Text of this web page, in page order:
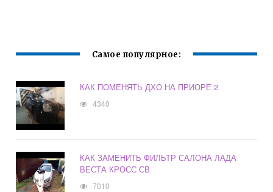
Самое популярное:
КАК ПОМЕНЯТЬ ДХО НА ПРИОРЕ 2
4340
КАК ЗАМЕНИТЬ ФИЛЬТР САЛОНА ЛАДА
ВЕСТА КРОСС СВ
7010